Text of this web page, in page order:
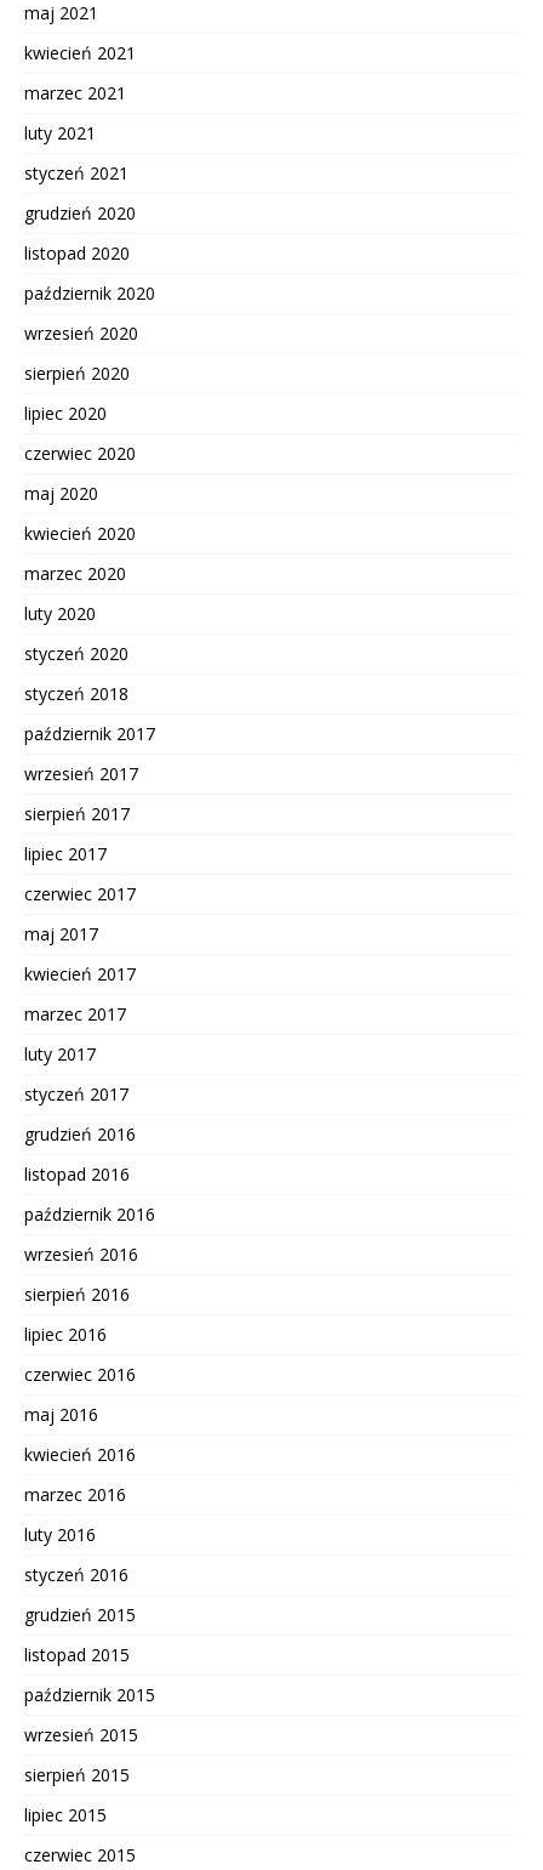
maj 2021
kwiecień 2021
marzec 2021
luty 2021
styczeń 2021
grudzień 2020
listopad 2020
październik 2020
wrzesień 2020
sierpień 2020
lipiec 2020
czerwiec 2020
maj 2020
kwiecień 2020
marzec 2020
luty 2020
styczeń 2020
styczeń 2018
październik 2017
wrzesień 2017
sierpień 2017
lipiec 2017
czerwiec 2017
maj 2017
kwiecień 2017
marzec 2017
luty 2017
styczeń 2017
grudzień 2016
listopad 2016
październik 2016
wrzesień 2016
sierpień 2016
lipiec 2016
czerwiec 2016
maj 2016
kwiecień 2016
marzec 2016
luty 2016
styczeń 2016
grudzień 2015
listopad 2015
październik 2015
wrzesień 2015
sierpień 2015
lipiec 2015
czerwiec 2015